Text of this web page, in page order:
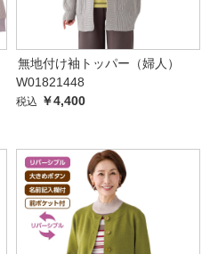
無地付け袖トッパー（婦人）
W01821448
税込 ￥4,400